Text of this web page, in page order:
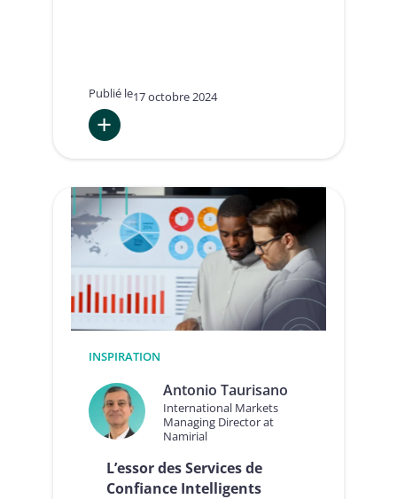
Publié le17 octobre 2024
Reality
Opportunities
and
Uncertainties
for
Trust
Services
and
Electronic
Identification
in
INSPIRATION
Antonio Taurisano
International Markets
Managing Director at
Namirial
L’essor des Services de
Confiance Intelligents